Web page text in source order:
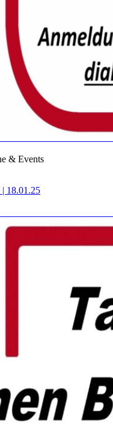
& Events
| 18.01.25